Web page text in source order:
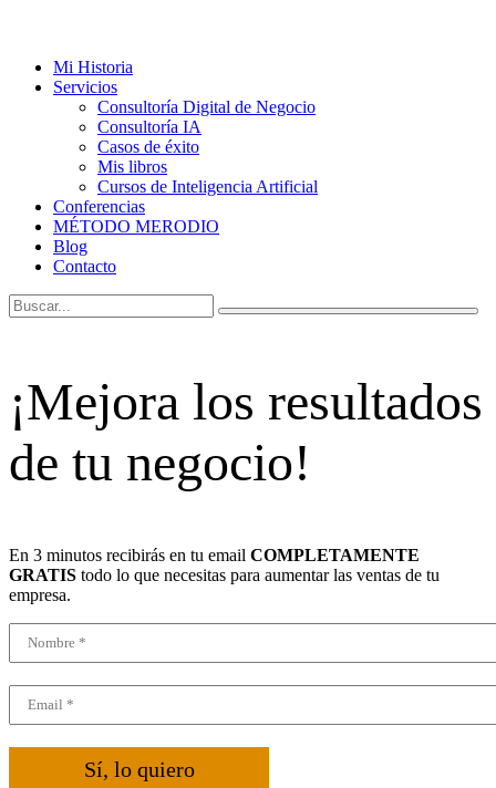
Mi Historia
Servicios
Consultoría Digital de Negocio
Consultoría IA
Casos de éxito
Mis libros
Cursos de Inteligencia Artificial
Conferencias
MÉTODO MERODIO
Blog
Contacto
¡Mejora los resultados
de tu negocio!
En 3 minutos recibirás en tu email COMPLETAMENTE
GRATIS todo lo que necesitas para aumentar las ventas de tu
empresa.
Sí, lo quiero